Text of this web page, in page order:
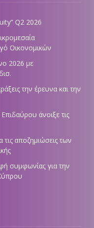
Q2 2026
Οικονομικών
2026 με
την έρευνα και την
άνοιξε τις
αποζημιώσεις των
συμφωνίας για την